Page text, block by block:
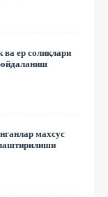
ва ер солиқлари
махсус